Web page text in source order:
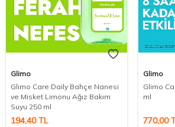
Glimo
Glimo Care Daily Bahçe Nanesi
ve Misket Limonu Ağız Bakım
Suyu 250 ml
194,40TL
Glimo
Glimo
ml
770,00